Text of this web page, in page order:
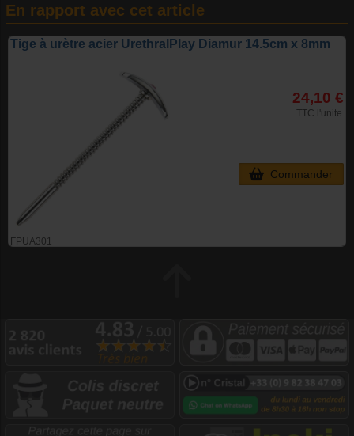
En rapport avec cet article
Tige à urètre acier UrethralPlay Diamur 14.5cm x 8mm
FPUA301
24,10 €
TTC l'unite
Commander